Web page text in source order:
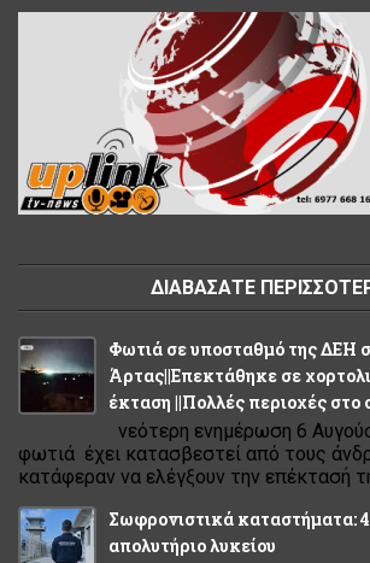
ΔΙΑΒΑΣΑΤΕ
Φωτιά σε υποσταθμό της ΔΕΗ
Άρτας||Επεκτάθηκε σε
έκταση ||Πολλές περιοχές στο
νεότερη ενημέρωση 6
φωτιά έχει κατασβεστεί από τους
κατάφεραν να ελέγξουν την επέκτασή
Σωφρονιστικά καταστήματα:
απολυτήριο λυκείου